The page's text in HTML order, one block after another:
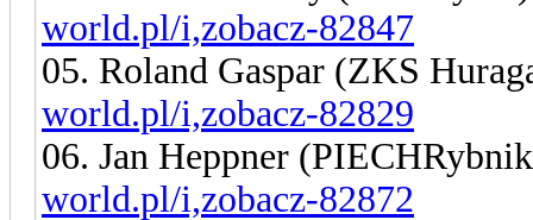
world.pl/i,zobacz-82847
05. Roland Gaspar (ZKS
world.pl/i,zobacz-82829
06. Jan Heppner
world.pl/i,zobacz-82872